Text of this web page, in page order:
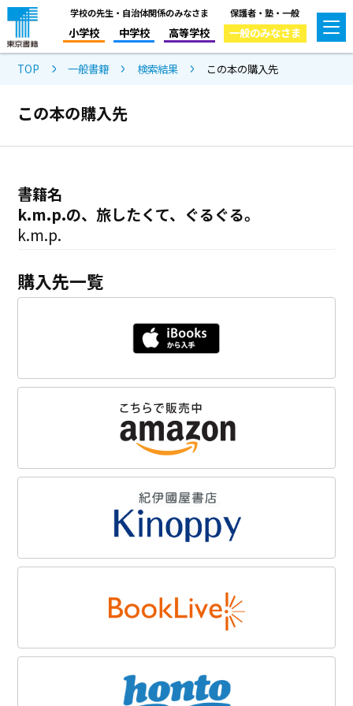
学校の先生・自治体関係のみなさま
小学校 中学校 高等学校
保護者・塾・一般
一般のみなさま
TOP 一般書籍 検索結果 この本の購入先
この本の購入先
書籍名
k.m.p.の、旅したくて、ぐるぐる。
k.m.p.
購入先一覧